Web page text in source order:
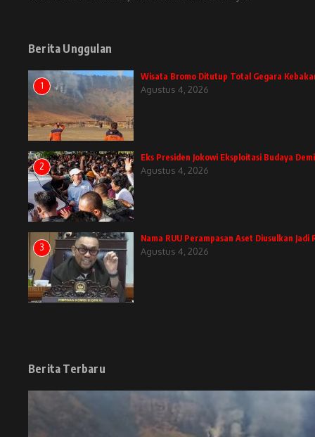
Berita Unggulan
1
Wisata Bromo Ditutup Total Gegara
Agustus 4, 2026
2
Eks Presiden Jokowi Eksploitasi Budaya
Agustus 4, 2026
3
Nama RUU Perampasan Aset Diusulkan Jadi
Agustus 4, 2026
Berita Terbaru